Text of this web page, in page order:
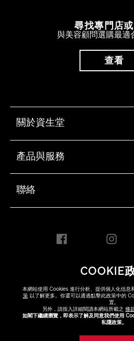
COOKIE
本網站使用 Cookies 進行分析、提供個人化信息
策以了解更多。你還可以通過點擊此政策中的
置。
另外，請按入詳細閱讀本網站所載之 條
如閣下繼續瀏覽，即表示了解及同意我們使用
私隱政策。
尋找專門店
與美容顧問選購最適
查看
關於資生堂
產品與服務
聯絡
Copyright ©2026 Shiseido
Co.,Ltd. All rights reserved.